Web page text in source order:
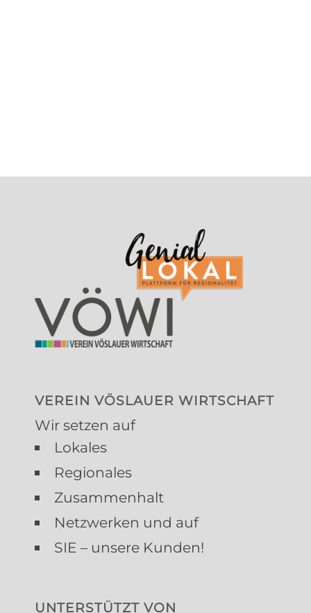
VEREIN VÖSLAUER WIRTSCHAFT
Wir setzen auf
Lokales
Regionales
Zusammenhalt
Netzwerken und auf
SIE – unsere Kunden!
UNTERSTÜTZT VON